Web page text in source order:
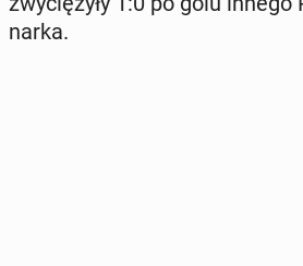
nar­ka.